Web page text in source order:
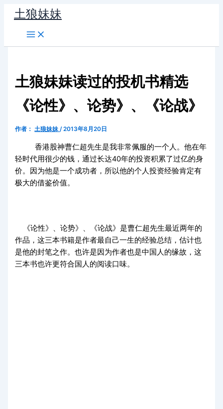
容
土狼妹妹
土狼妹妹读过的投机书精选
《论性》、论势》、《论战》
作者： 土狼妹妹/2013年8月20日
香港股神曹仁超先生是我非常佩服的一个人。他在年
轻时代用很少的钱，通过长达40年的投资积累了过亿的身
价。因为他是一个成功者，所以他的个人投资经验肯定有
极大的借鉴价值。
《论性》、论势》、《论战》是曹仁超先生最近两年的
作品，这三本书籍是作者最自己一生的经验总结，估计也
是他的封笔之作。也许是因为作者也是中国人的缘故，这
三本书也许更符合国人的阅读口味。